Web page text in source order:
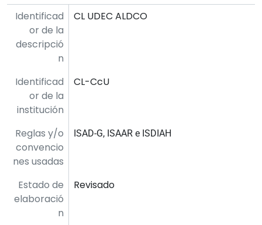
Identificad
or de la
descripció
n
CL UDEC ALDCO
Identificad
or de la
institución
CL-CcU
Reglas y/o
convencio
nes usadas
ISAD-G, ISAAR e ISDIAH
Estado de
elaboració
n
Revisado